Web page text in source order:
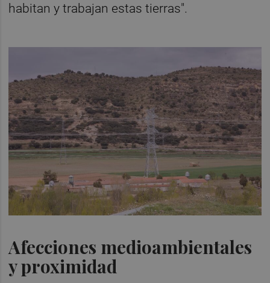
habitan y trabajan estas tierras".
Afecciones medioambientales
y proximidad